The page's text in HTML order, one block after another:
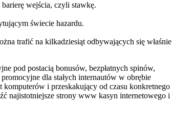
wejścia, czyli stawkę.
świecie hazardu.
trafić na kilkadziesiąt odbywających się właśnie
pod postacią bonusów, bezpłatnych spinów,
dla stałych internautów w obrębie
i przeskakujący od czasu konkretnego
najistotniejsze strony www kasyn internetowego i